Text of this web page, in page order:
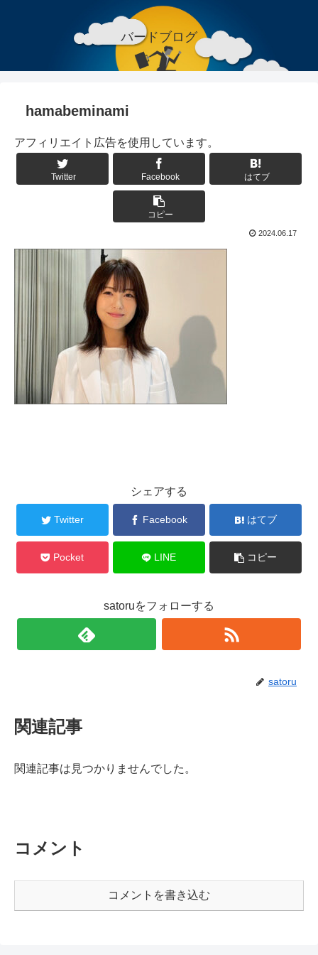
バードブログ
hamabeminami
アフィリエイト広告を使用しています。
Twitter Facebook はてブ
コピー
2024.06.17
シェアする
Twitter Facebook はてブ
Pocket LINE コピー
satoruをフォローする
satoru
関連記事
関連記事は見つかりませんでした。
コメント
コメントを書き込む